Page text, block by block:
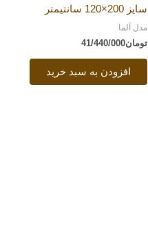
سایز 200×120 سانتیمتر
مدل آلما
تومان41/440/000
افزودن به سبد خرید